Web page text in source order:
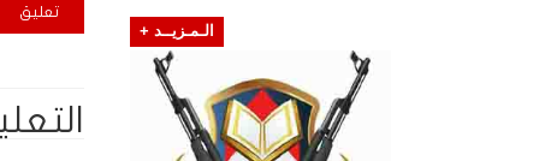
الـمـزيــد +